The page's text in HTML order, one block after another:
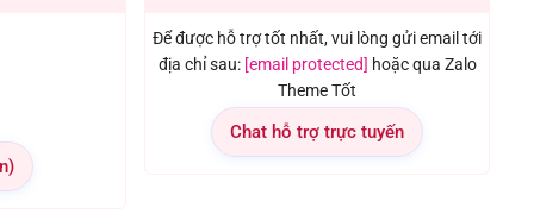
Để được hỗ trợ tốt nhất, vui lòng gửi email tới
địa chỉ sau: [email protected] hoặc qua Zalo
Theme Tốt
Chat hỗ trợ trực tuyến